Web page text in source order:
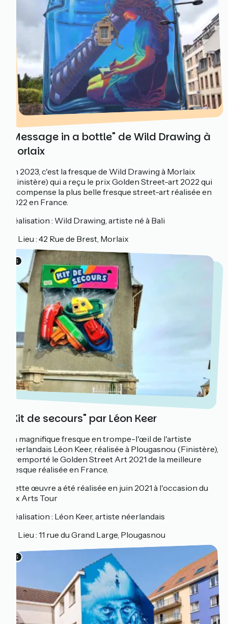
"Message in a bottle" de Wild Drawing à
Morlaix
En 2023, c'est la fresque de Wild Drawing à Morlaix
(Finistère) qui a reçu le prix Golden Street-art 2022 qui
récompense la plus belle fresque street-art réalisée en
2022 en France.
Réalisation : Wild Drawing, artiste né à Bali
📍 Lieu : 42 Rue de Brest, Morlaix
"Kit de secours" par Léon Keer
La magnifique fresque en trompe-l'œil de l'artiste
néerlandais Léon Keer, réalisée à Plougasnou (Finistère),
a remporté le Golden Street Art 2021 de la meilleure
fresque réalisée en France.
Cette œuvre a été réalisée en juin 2021 à l'occasion du
Mx Arts Tour
Réalisation : Léon Keer, artiste néerlandais
📍 Lieu : 11 rue du Grand Large, Plougasnou